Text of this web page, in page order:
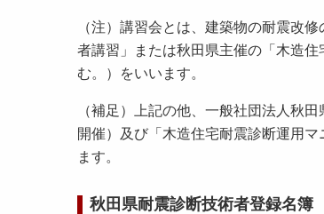
（注）講習会とは、建築物の耐震改
者講習」または秋田県主催の「木造
む。）をいいます。
（補足）上記の他、一般社団法人秋
開催）及び「木造住宅耐震診断運用
ます。
秋田県耐震診断技術者登録名簿